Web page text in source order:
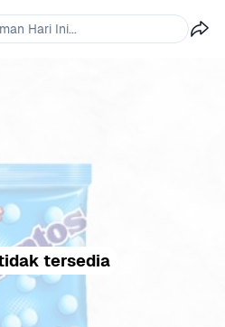
tersedia
Hari Ini...